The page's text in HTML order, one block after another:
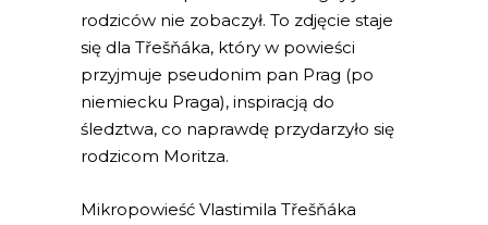
rodziców nie zobaczył. To zdjęcie staje
się dla Třešňáka, który w powieści
przyjmuje pseudonim pan Prag (po
niemiecku Praga), inspiracją do
śledztwa, co naprawdę przydarzyło się
rodzicom Moritza.
Mikropowieść Vlastimila Třešňáka